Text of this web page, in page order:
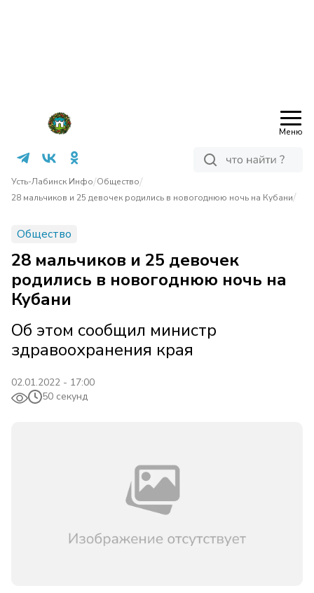
Меню
Усть-Лабинск Инфо/Общество/
28 мальчиков и 25 девочек родились в новогоднюю ночь на Кубани/
Общество
28 мальчиков и 25 девочек
родились в новогоднюю ночь на
Кубани
Об этом сообщил министр
здравоохранения края
02.01.2022 - 17:00
50 секунд